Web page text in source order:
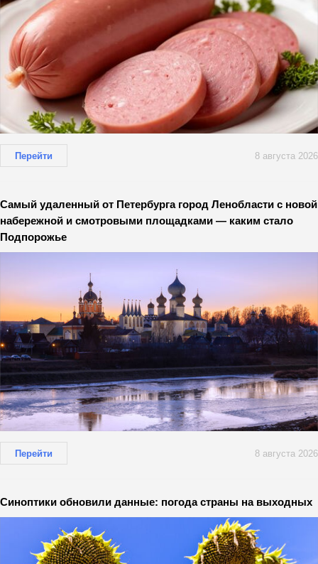
Перейти 8 августа 2026
Самый удаленный от Петербурга город Ленобласти с новой
набережной и смотровыми площадками — каким стало
Подпорожье
Перейти 8 августа 2026
Синоптики обновили данные: погода страны на выходных